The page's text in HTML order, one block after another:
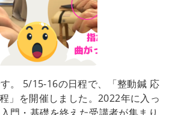
。 5/15-16の日程で、「整動鍼 応
」を開催しました。2022年に入っ